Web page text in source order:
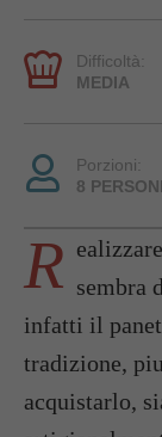
Difficoltà:
MEDIA
Porzioni:
8
R sembra
infatti il
tradizione,
acquistarlo,